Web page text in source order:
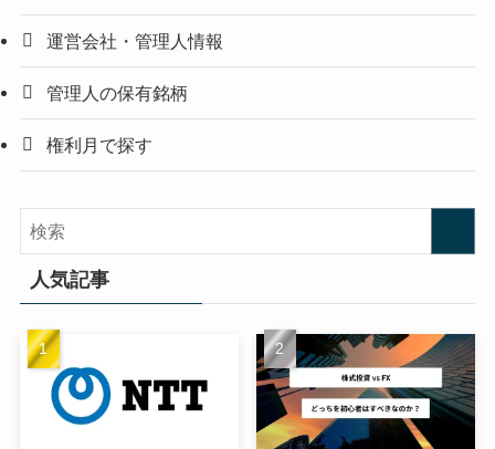
運営会社・管理人情報
管理人の保有銘柄
権利月で探す
人気記事